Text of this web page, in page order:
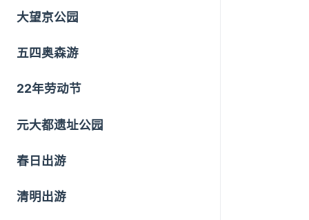
大望京公园
五四奥森游
22年劳动节
元大都遗址公园
春日出游
清明出游